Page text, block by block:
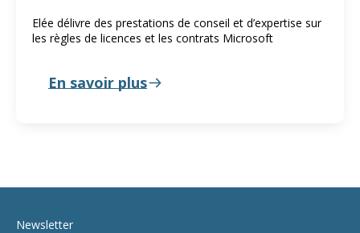
Elée délivre des prestations de conseil et d’expertise sur
les règles de licences et les contrats Microsoft
En savoir plus
Newsletter